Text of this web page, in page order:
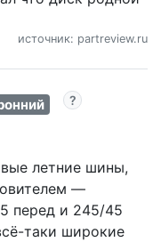
источник: partreview.ru
летние шины,
—
перед и 245/45
таки широкие